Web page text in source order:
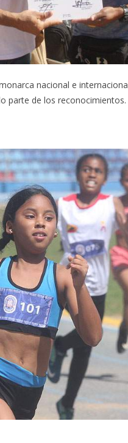
nacional e
parte de los reconocimientos.